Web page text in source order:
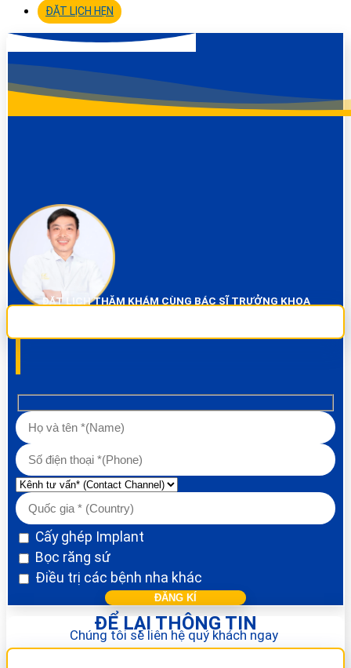
ĐẶT LỊCH HẸN
ĐẶT LỊCH THĂM KHÁM CÙNG BÁC SĨ TRƯỞNG KHOA
Cấy ghép Implant
Bọc răng sứ
Điều trị các bệnh nha khác
ĐỂ LẠI THÔNG TIN
Chúng tôi sẽ liên hệ quý khách ngay